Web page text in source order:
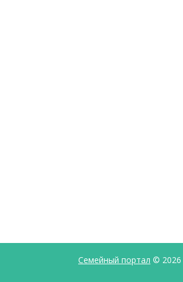
Семейный портал © 2026